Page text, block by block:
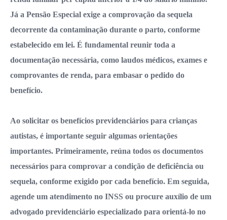
Já a Pensão Especial exige a comprovação da sequela
decorrente da contaminação durante o parto, conforme
estabelecido em lei. É fundamental reunir toda a
documentação necessária, como laudos médicos, exames e
comprovantes de renda, para embasar o pedido do
benefício.
Ao solicitar os benefícios previdenciários para crianças
autistas, é importante seguir algumas orientações
importantes. Primeiramente, reúna todos os documentos
necessários para comprovar a condição de deficiência ou
sequela, conforme exigido por cada benefício. Em seguida,
agende um atendimento no INSS ou procure auxílio de um
advogado previdenciário especializado para orientá-lo no